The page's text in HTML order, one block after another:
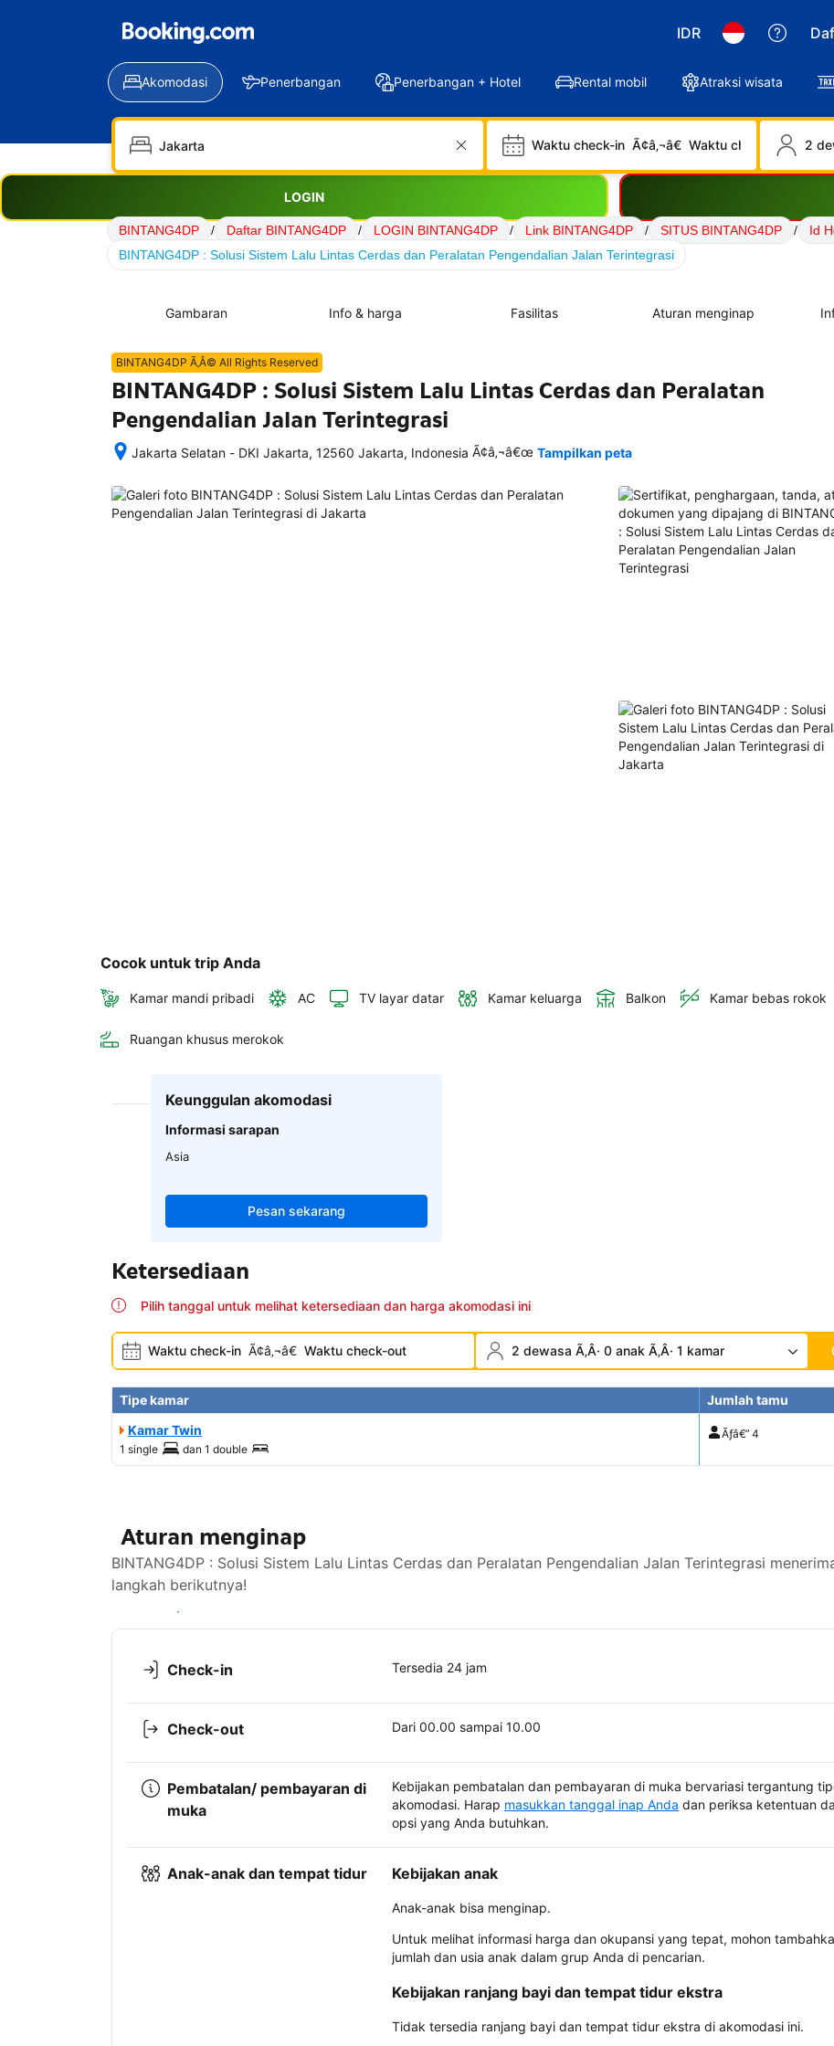
IDR
Akomodasi Penerbangan Penerbangan + Hotel Rental mobil Atraksi wisata
Waktu check-in Ã¢â‚¬â€ Waktu check-out 2
LOGIN
BINTANG4DP / Daftar BINTANG4DP / LOGIN BINTANG4DP / Link BINTANG4DP / SITUS BINTANG4DP / Id
BINTANG4DP : Solusi Sistem Lalu Lintas Cerdas dan Peralatan Pengendalian Jalan Terintegrasi
Gambaran Info & harga Fasilitas Aturan menginap
BINTANG4DP Ã‚Â© All Rights Reserved
BINTANG4DP : Solusi Sistem Lalu Lintas Cerdas dan Peralatan
Pengendalian Jalan Terintegrasi
Jakarta Selatan - DKI Jakarta, 12560 Jakarta, Indonesia
memesan,
semua
rincian
Ã¢â‚¬â€œ Tampilkan peta
Cocok untuk trip Anda
Kamar mandi pribadi AC TV layar datar Kamar keluarga Balkon Kamar bebas rokok
Ruangan khusus merokok
Keunggulan akomodasi
Informasi sarapan
Asia
Pesan sekarang
Ketersediaan
Pilih tanggal untuk melihat ketersediaan dan harga akomodasi ini
Waktu check-in Ã¢â‚¬â€ Waktu check-out 2 dewasa Ã‚Â· 0 anak Ã‚Â· 1 kamar
Tipe kamar
Jumlah tamu
Kamar Twin
1 single dan 1 double
Ãƒâ€” 4
Aturan menginap
BINTANG4DP : Solusi Sistem Lalu Lintas Cerdas dan Peralatan Pengendalian Jalan Terintegrasi
langkah berikutnya!
Lihat ketersediaan
Check-in Tersedia 24 jam
Check-out Dari 00.00 sampai 10.00
Pembatalan/ pembayaran di
muka
Kebijakan pembatalan dan pembayaran di muka bervariasi tergantung
akomodasi. Harap masukkan tanggal inap Anda dan periksa ketentuan
opsi yang Anda butuhkan.
Anak-anak dan tempat tidur Kebijakan anak
Anak-anak bisa menginap.
Untuk melihat informasi harga dan okupansi yang tepat, mohon
jumlah dan usia anak dalam grup Anda di pencarian.
Kebijakan ranjang bayi dan tempat tidur ekstra
Tidak tersedia ranjang bayi dan tempat tidur ekstra di akomodasi ini.